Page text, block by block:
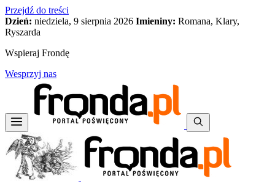
Przejdź do treści
Dzień: niedziela, 9 sierpnia 2026 Imieniny: Romana, Klary,
Ryszarda
Wspieraj Frondę
Wesprzyj nas